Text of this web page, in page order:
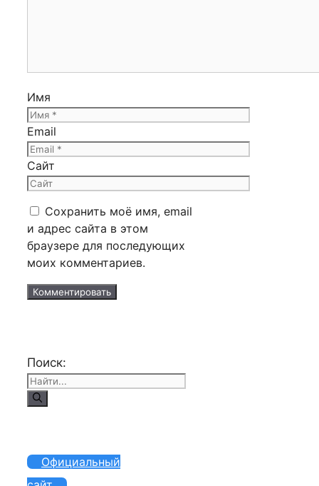
Имя
Email
Сайт
Сохранить моё имя, email
и адрес сайта в этом
браузере для последующих
моих комментариев.
Поиск:
Официальный